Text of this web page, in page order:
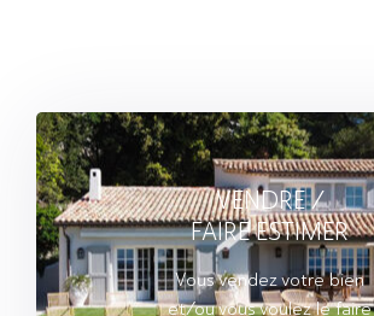
VENDRE /
FAIRE ESTIMER
Vous vendez votre bien
et/ou vous voulez le faire